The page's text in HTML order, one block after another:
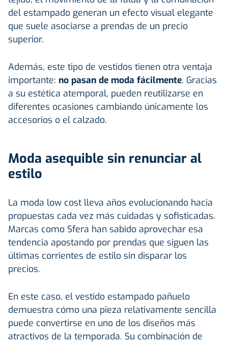
del estampado generan un efecto visual elegante
que suele asociarse a prendas de un precio
superior.
Además, este tipo de vestidos tienen otra ventaja
importante: no pasan de moda fácilmente. Gracias
a su estética atemporal, pueden reutilizarse en
diferentes ocasiones cambiando únicamente los
accesorios o el calzado.
Moda asequible sin renunciar al
estilo
La moda low cost lleva años evolucionando hacia
propuestas cada vez más cuidadas y sofisticadas.
Marcas como Sfera han sabido aprovechar esa
tendencia apostando por prendas que siguen las
últimas corrientes de estilo sin disparar los
precios.
En este caso, el vestido estampado pañuelo
demuestra cómo una pieza relativamente sencilla
puede convertirse en uno de los diseños más
atractivos de la temporada. Su combinación de